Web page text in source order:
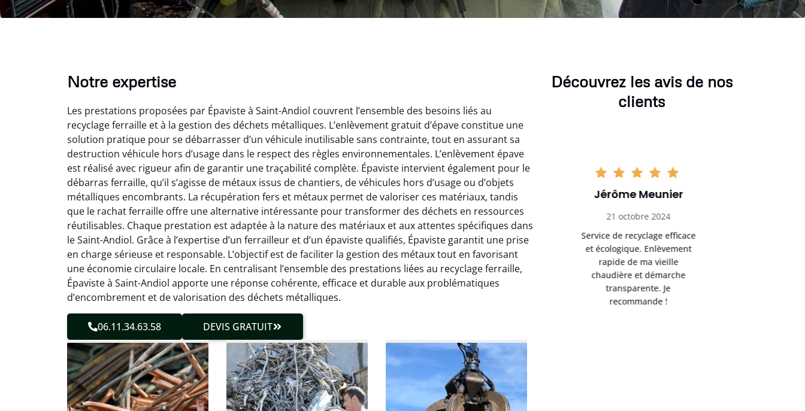
Notre expertise
Les prestations proposées par Épaviste à Saint-Andiol couvrent l’ensemble des besoins liés au
recyclage ferraille et à la gestion des déchets métalliques. L’enlèvement gratuit d’épave constitue une
solution pratique pour se débarrasser d’un véhicule inutilisable sans contrainte, tout en assurant sa
destruction véhicule hors d’usage dans le respect des règles environnementales. L’enlèvement épave
est réalisé avec rigueur afin de garantir une traçabilité complète. Épaviste intervient également pour le
débarras ferraille, qu’il s’agisse de métaux issus de chantiers, de véhicules hors d’usage ou d’objets
métalliques encombrants. La récupération fers et métaux permet de valoriser ces matériaux, tandis
que le rachat ferraille offre une alternative intéressante pour transformer des déchets en ressources
réutilisables. Chaque prestation est adaptée à la nature des matériaux et aux attentes spécifiques dans
le Saint-Andiol. Grâce à l’expertise d’un ferrailleur et d’un épaviste qualifiés, Épaviste garantit une prise
en charge sérieuse et responsable. L’objectif est de faciliter la gestion des métaux tout en favorisant
une économie circulaire locale. En centralisant l’ensemble des prestations liées au recyclage ferraille,
Épaviste à Saint-Andiol apporte une réponse cohérente, efficace et durable aux problématiques
d’encombrement et de valorisation des déchets métalliques.
06.11.34.63.58 DEVIS GRATUIT
Découvrez les avis de nos
clients
Virginie Lambert
26 février 2025
Parfait pour se débarrasser
des vieux métaux ! Équipe
efficace qui a tout enlevé
sans laisser de traces.
Service client très réactif.
Jérôme Meunier
21 octobre 2024
Service de recyclage efficace
et écologique. Enlèvement
rapide de ma vieille
chaudière et démarche
transparente. Je
Sophie Gaillard
13 novembre 2024
Très satisfaite du service de
recyclage ferraille. Équipe
ponctuelle et respectueuse
de l'environnement.
Débarrassée de mes
encombrants métalliques en